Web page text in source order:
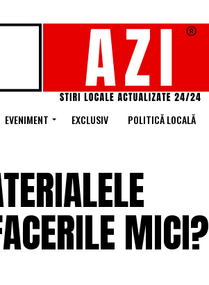
EVENIMENT EXCLUSIV POLITICĂ LOCALĂ
MICI?